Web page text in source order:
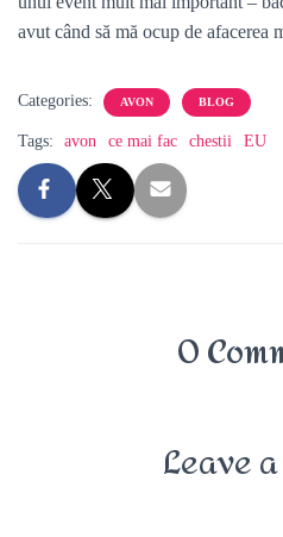
avut când să mă ocup de afacerea
Categories: AVON BLOG
Tags: avon ce mai fac chestii EU
0
Leave